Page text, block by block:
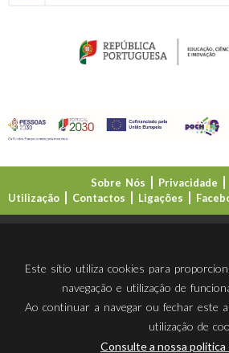
Sobre Nós Privacidade
Utilização
Contactos Ligações
Este sítio utiliza cookies para
navegação e utilização de
Ao continuar a navegar ou fechar este
utilização de
Consulte a nossa política